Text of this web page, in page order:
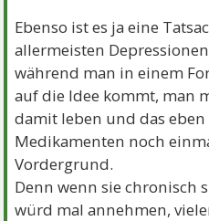
Ebenso ist es ja eine
allermeisten
während man in einem
auf die Idee kommt, man
damit leben und das
Medikamenten noch
Vordergrund.
Denn wenn sie chronisch
würd mal annehmen,